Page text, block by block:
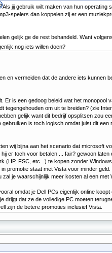
Als jij gebruik wilt maken van hun operating
spelers dan koppelen zij er een
gelijk ge de rest behandeld. Want
nog iets willen doen?
en vermeiden dat de andere iets kunnen
Er is een gedoog beleid wat het monopool
tegengehouden om uit te breiden? (zie
gelijk want dit bedrijf opsplitsen zou
is toch logisch omdat juist dit
wij bijna aan het scenario dat microsoft
er toch voor betalen ... fair? gewoon laten
(HP, FSC, etc...) te kopen zonder
promotie staat met Vista voor minder
je waarschijnlijk meer kosten al een met
omdat je Dell PCs eigenlijk online
drijgt dat ze de volledige PC moeten
zijn de betere promoties inclusief Vista.